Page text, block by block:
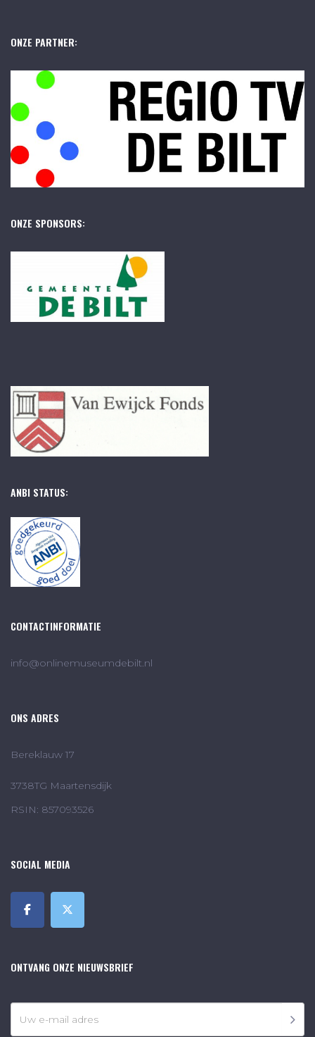
ONZE PARTNER:
ONZE SPONSORS:
ANBI STATUS:
CONTACTINFORMATIE
info@onlinemuseumdebilt.nl
ONS ADRES
Bereklauw 17
3738TG Maartensdijk
RSIN: 857093526
SOCIAL MEDIA
ONTVANG ONZE NIEUWSBRIEF